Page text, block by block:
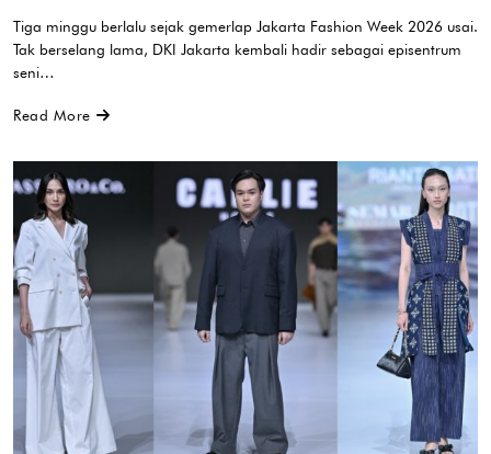
Tiga minggu berlalu sejak gemerlap Jakarta Fashion Week 2026 usai.
Tak berselang lama, DKI Jakarta kembali hadir sebagai episentrum
seni…
Read More